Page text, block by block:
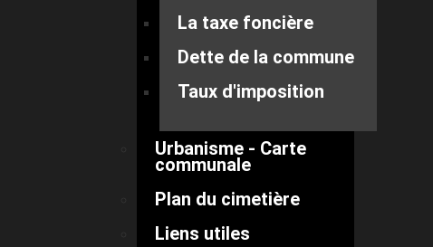
La taxe foncière
Dette de la commune
Taux d'imposition
Urbanisme - Carte
communale
Plan du cimetière
Liens utiles